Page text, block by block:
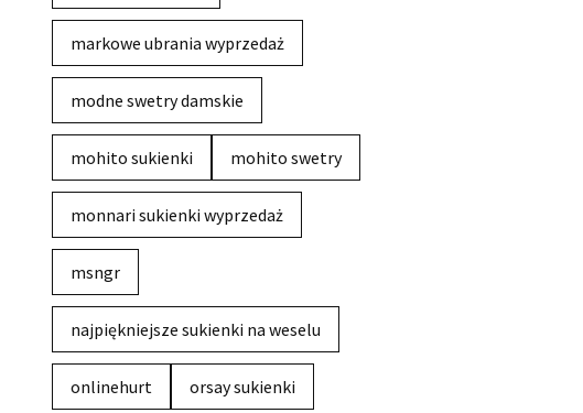
markowe ubrania wyprzedaż
modne swetry damskie
mohito sukienki mohito swetry
monnari sukienki wyprzedaż
msngr
najpiękniejsze sukienki na weselu
onlinehurt orsay sukienki